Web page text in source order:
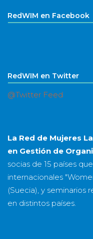
RedWIM en Facebook
RedWIM en Twitter
@Twitter Feed
La Red de Mujeres
en Gestión de
socias de 15 países
internacionales
(Suecia), y seminarios
en distintos países.